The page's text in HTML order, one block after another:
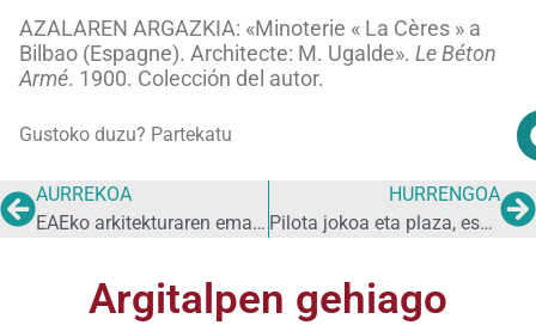
AZALAREN ARGAZKIA: «Minoterie « La Cères » a
Bilbao (Espagne). Architecte: M. Ugalde». Le Béton
Armé. 1900. Colección del autor.
Gustoko duzu? Partekatu
AURREKOA
EAEko arkitekturaren emakume aitzindariak: haien ondarea Bizkaiko lurraldean
HURRENGOA
Pilota jokoa eta plaza, espazioa eta lekua, paisaia eta ondarea
Argitalpen gehiago